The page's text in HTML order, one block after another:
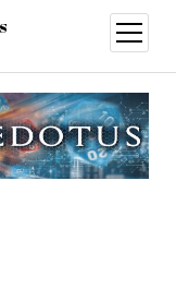
open
menu